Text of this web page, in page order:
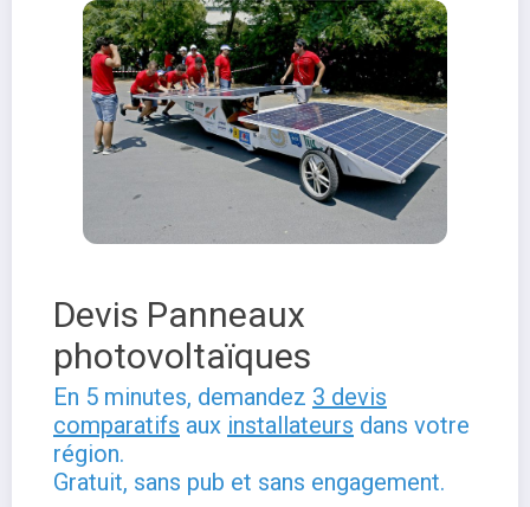
Devis Panneaux
photovoltaïques
En 5 minutes, demandez 3 devis
comparatifs aux installateurs dans votre
région.
Gratuit, sans pub et sans engagement.